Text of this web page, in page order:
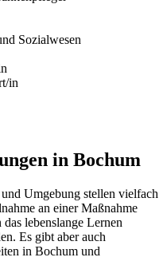
Sozialwesen
in
in Bochum
Umgebung stellen vielfach
an einer Maßnahme
lebenslange Lernen
Es gibt aber auch
in Bochum und